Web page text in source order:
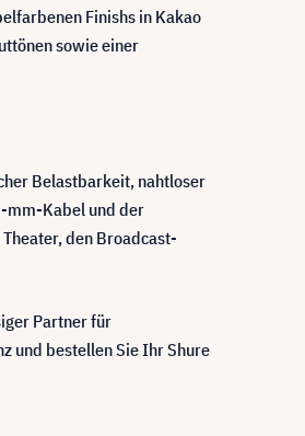
Finishs in Kakao
sowie einer
Belastbarkeit, nahtloser
mm-Kabel und der
den Broadcast-
Partner für
und bestellen Sie Ihr Shure